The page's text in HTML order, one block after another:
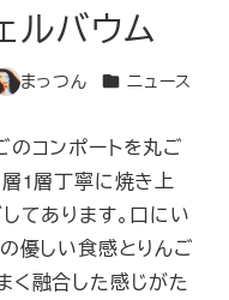
ルバウム
まっつん カテゴリー
ニュース
のコンポートを丸ご
層1層丁寧に焼き上
てあります。口にい
優しい食感とりんご
く融合した感じがた